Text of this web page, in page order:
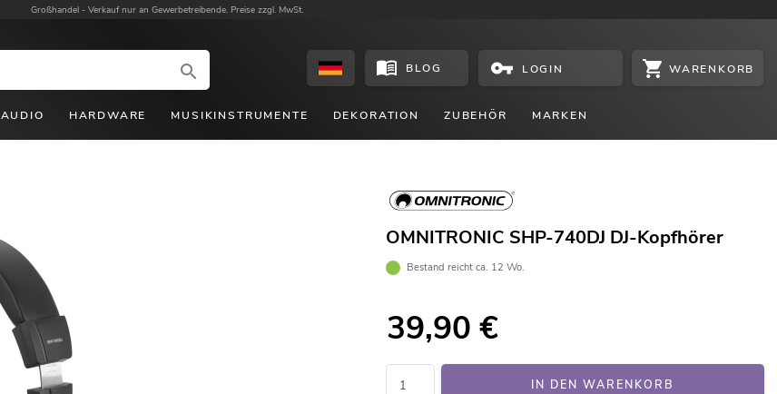
Großhandel - Verkauf nur an Gewerbetreibende. Preise zzgl. MwSt.
BLOG LOGIN WARENKORB
AUDIO HARDWARE MUSIKINSTRUMENTE DEKORATION ZUBEHÖR MARKEN
OMNITRONIC SHP-740DJ DJ-Kopfhörer
Bestand reicht ca. 12 Wo.
39,90 €
IN DEN WARENKORB